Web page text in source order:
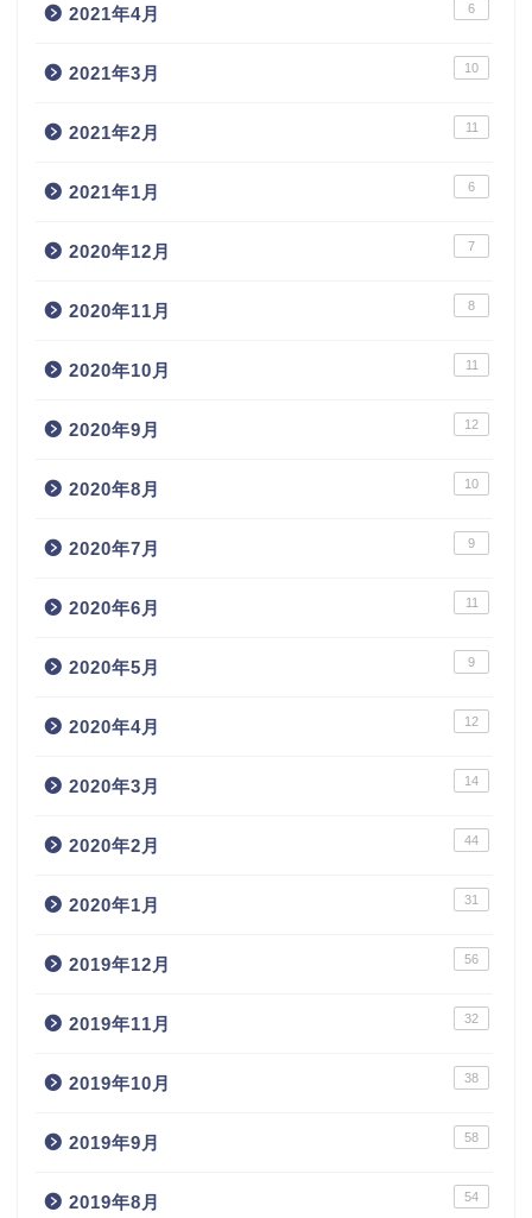
2021年4月 6
2021年3月 10
2021年2月 11
2021年1月 6
2020年12月 7
2020年11月 8
2020年10月 11
2020年9月 12
2020年8月 10
2020年7月 9
2020年6月 11
2020年5月 9
2020年4月 12
2020年3月 14
2020年2月 44
2020年1月 31
2019年12月 56
2019年11月 32
2019年10月 38
2019年9月 58
2019年8月 54